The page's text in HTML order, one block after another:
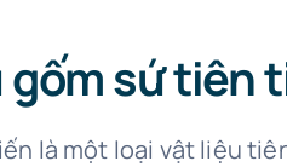
sứ tiên
là một loại vật liệu